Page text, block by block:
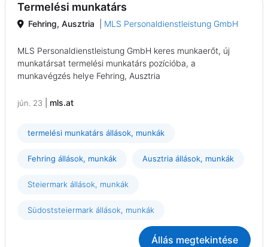
Termelési munkatárs
Fehring, Ausztria MLS Personaldienstleistung GmbH
MLS Personaldienstleistung GmbH keres munkaerőt, új
munkatársat termelési munkatárs pozícióba, a
munkavégzés helye Fehring, Ausztria
jún. 23 mls.at
termelési munkatárs állások, munkák
Fehring állások, munkák Ausztria állások, munkák
Steiermark állások, munkák
Südoststeiermark állások, munkák
Állás megtekintése